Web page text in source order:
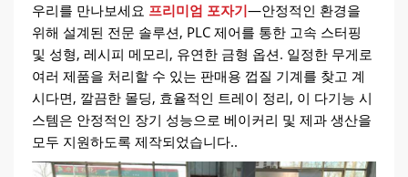
우리를 만나보세요 프리미엄 포자기—안정적인 환경을
위해 설계된 전문 솔루션, PLC 제어를 통한 고속 스터핑
및 성형, 레시피 메모리, 유연한 금형 옵션. 일정한 무게로
여러 제품을 처리할 수 있는 판매용 껍질 기계를 찾고 계
시다면, 깔끔한 몰딩, 효율적인 트레이 정리, 이 다기능 시
스템은 안정적인 장기 성능으로 베이커리 및 제과 생산을
모두 지원하도록 제작되었습니다..